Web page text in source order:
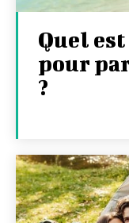
Quel
pour
?